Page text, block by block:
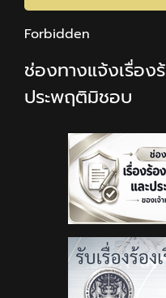
Forbidden
ช่องทางแจ้งเรื่อง
ประพฤติมิชอบ